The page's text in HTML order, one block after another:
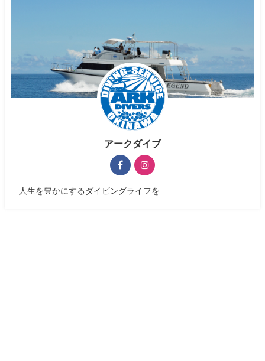
アークダイブ
人生を豊かにするダイビングライフを